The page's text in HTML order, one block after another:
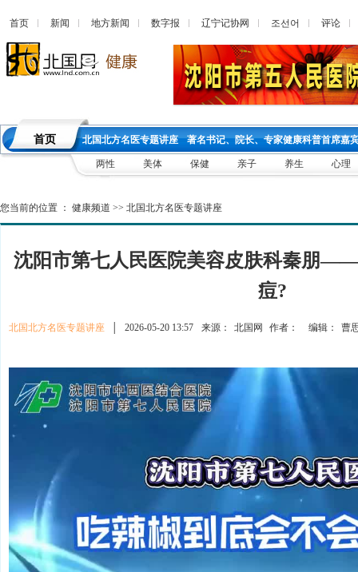
首页 新闻 地方新闻 数字报 辽宁记协网 조선어 评论
首页 北国北方名医专题讲座 著名书记、院长、专家健康科普首席嘉
两性 美体 保健 亲子 养生 心理
您当前的位置 ： 健康频道 >> 北国北方名医专题讲座
沈阳市第七人民医院美容皮肤科秦朋
痘?
北国北方名医专题讲座 2026-05-20 13:57 来源： 北国网 作者： 编辑： 曹